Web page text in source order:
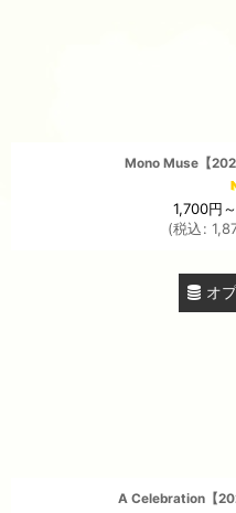
Mono Muse【
1,700円
(税込:
オ
A Celebration【